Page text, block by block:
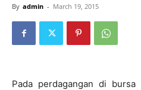
By admin - March 19, 2015
Pada perdagangan di